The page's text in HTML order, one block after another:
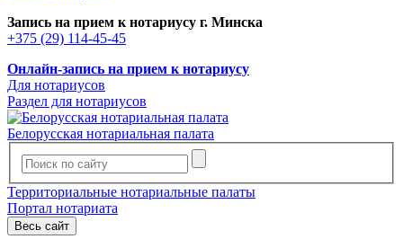
Запись на прием к нотариусу г. Минска
+375 (29) 114-45-45
Онлайн-запись на прием к нотариусу
Для нотариусов
Раздел для нотариусов
Белорусская нотариальная палата
Территориальные нотариальные палаты
Портал нотариата
Весь сайт